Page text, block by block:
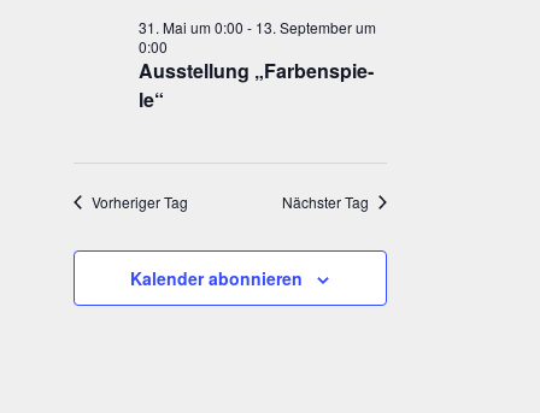
2026
Navigation
Aus­stel­lung „Far­ben­spie­
le“
31. Mai um 0:00 - 13. September um
0:00
Vorheriger Tag Nächster Tag
Kalender abonnieren